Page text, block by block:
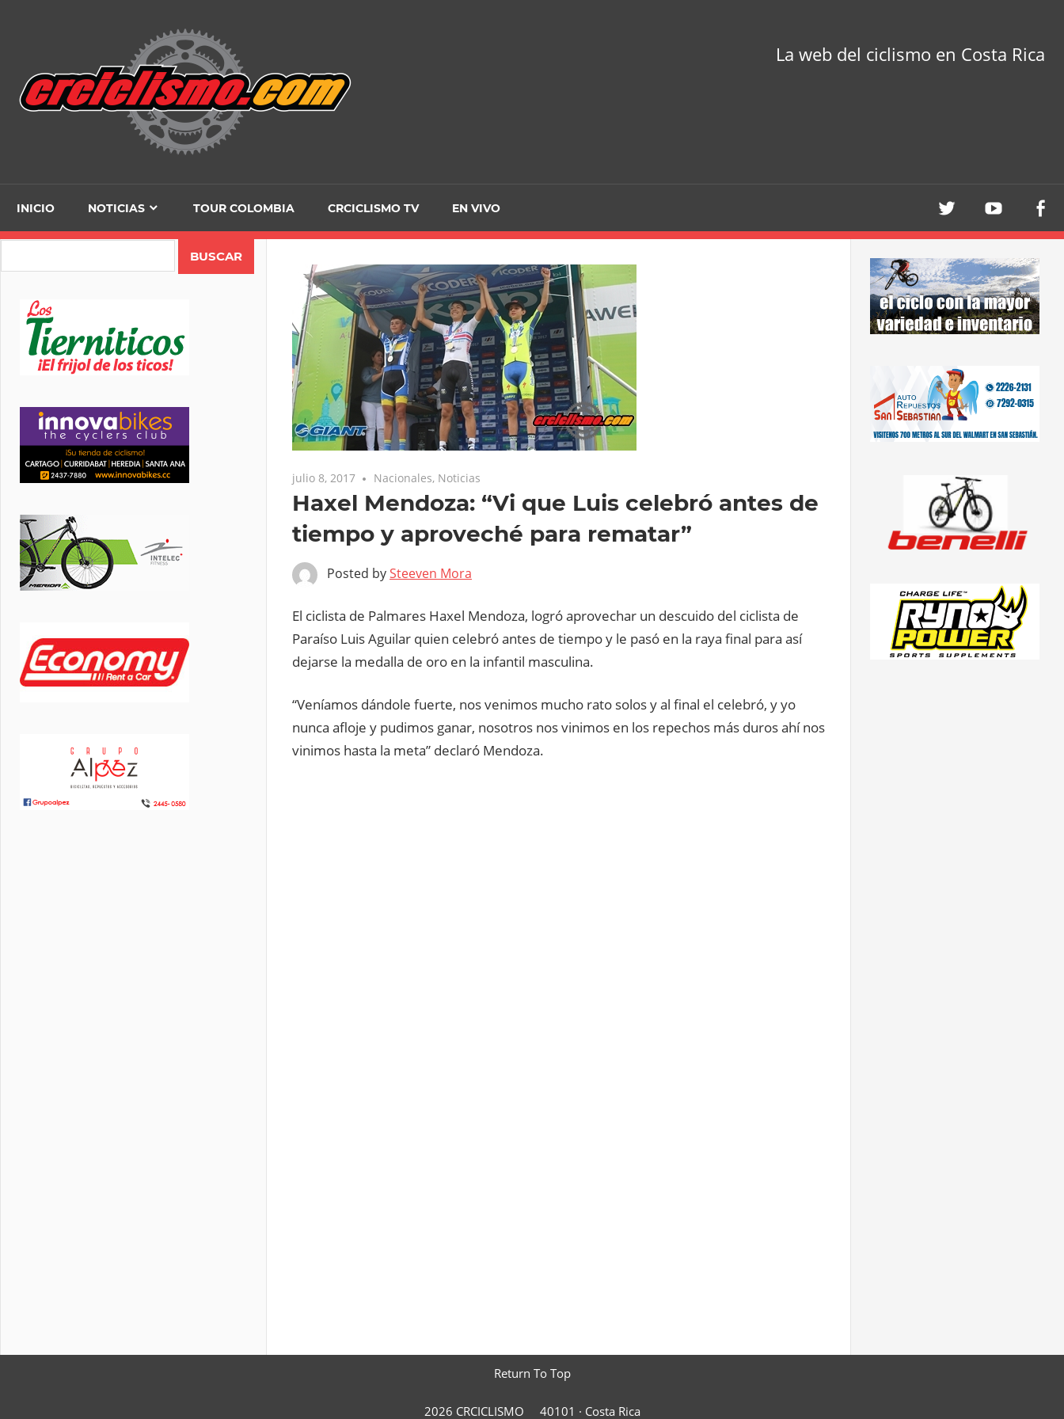
La web del ciclismo en Costa Rica
INICIO NOTICIAS TOUR COLOMBIA CRCICLISMO TV EN VIVO
julio 8, 2017 Nacionales, Noticias
Haxel Mendoza: “Vi que Luis celebró antes de
tiempo y aproveché para rematar”
Posted bySteeven Mora
El ciclista de Palmares Haxel Mendoza, logró aprovechar un descuido del ciclista de
Paraíso Luis Aguilar quien celebró antes de tiempo y le pasó en la raya final para así
dejarse la medalla de oro en la infantil masculina.
“Veníamos dándole fuerte, nos venimos mucho rato solos y al final el celebró, y yo
nunca afloje y pudimos ganar, nosotros nos vinimos en los repechos más duros ahí nos
vinimos hasta la meta” declaró Mendoza.
Return To Top
2026 CRCICLISMO 40101 · Costa Rica